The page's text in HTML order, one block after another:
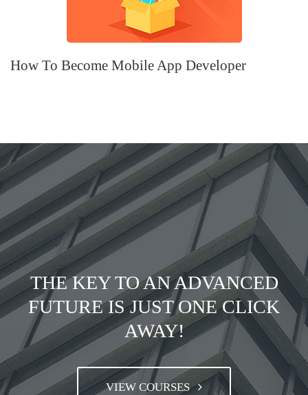
How To Become Mobile App Developer
THE KEY TO AN ADVANCED
FUTURE IS JUST ONE CLICK
AWAY!
VIEW COURSES